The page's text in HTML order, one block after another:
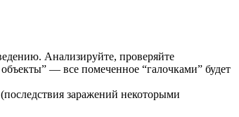
Анализируйте, проверяйте
— все помеченное “галочками” будет
заражений некоторыми